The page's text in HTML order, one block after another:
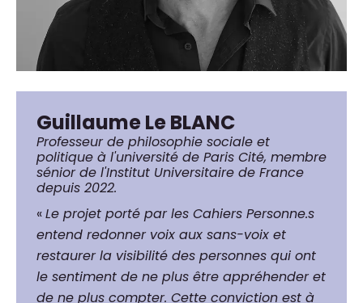
Guillaume Le BLANC
Professeur de philosophie sociale et
politique à l'université de Paris Cité, membre
sénior de l'Institut Universitaire de France
depuis 2022.
«Le projet porté par les Cahiers Personne.s
entend redonner voix aux sans-voix et
restaurer la visibilité des personnes qui ont
le sentiment de ne plus être appréhender et
de ne plus compter. Cette conviction est à